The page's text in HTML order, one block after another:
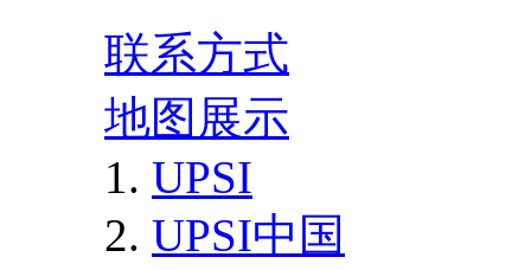
联系方式
地图展示
UPSI
UPSI中国